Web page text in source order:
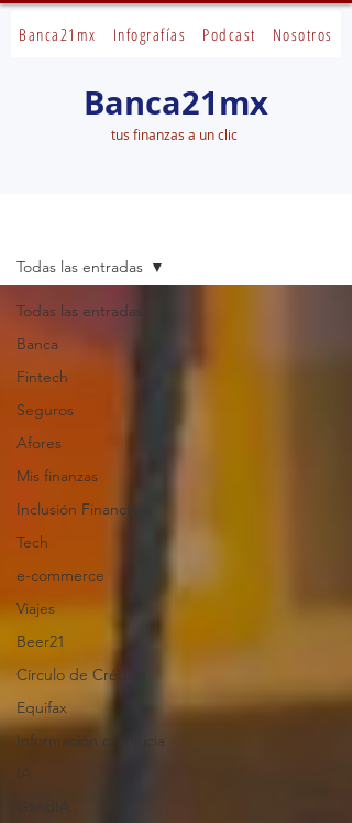
Banca21mx Infografías Podcast Nosotros
Banca21mx
tus finanzas a un clic
Todas las entradas
Banca
Fintech
Seguros
Afores
Mis finanzas
Inclusión Financiera
Tech
e-commerce
Viajes
Beer21
Círculo de Crédito
Equifax
Información crediticia
IA
GandIA
Todas las entradas